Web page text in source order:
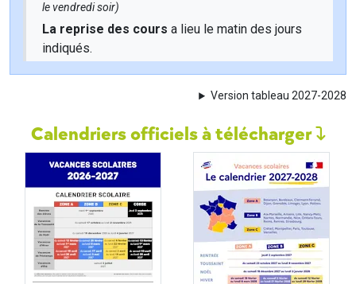
le vendredi soir)
La reprise des cours a lieu le matin des jours
indiqués.
Version tableau 2027-2028
Calendriers officiels à télécharger